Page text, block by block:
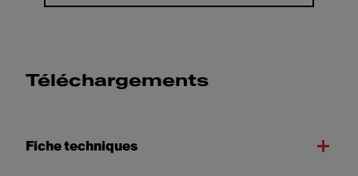
Téléchargements
Fiche techniques